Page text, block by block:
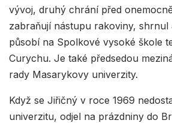
vývoj, druhý chrání před
zabraňují nástupu rakoviny,
působí na Spolkové vysoké škole
Curychu. Je také předsedou
rady Masarykovy univerzity.
Když se Jiřičný v roce 1969
univerzitu, odjel na prázdniny do